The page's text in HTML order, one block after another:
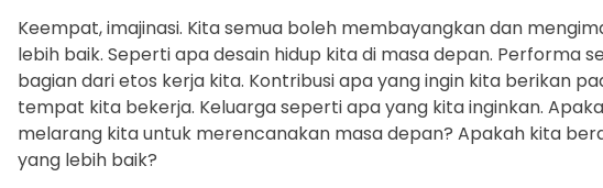
Keempat, imajinasi. Kita semua boleh membayangkan dan
lebih baik. Seperti apa desain hidup kita di masa depan. Performa
bagian dari etos kerja kita. Kontribusi apa yang ingin kita berikan
tempat kita bekerja. Keluarga seperti apa yang kita inginkan.
melarang kita untuk merencanakan masa depan? Apakah kita
yang lebih baik?